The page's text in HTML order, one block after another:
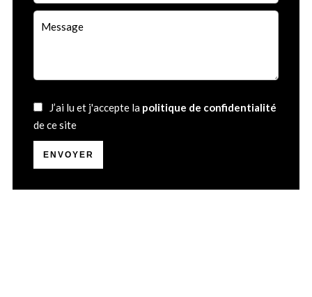
J’ai lu et j'accepte la politique de confidentialité
de ce site
ENVOYER